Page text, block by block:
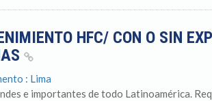
HFC/ CON O SIN
: Lima
e importantes de todo Latinoamérica.